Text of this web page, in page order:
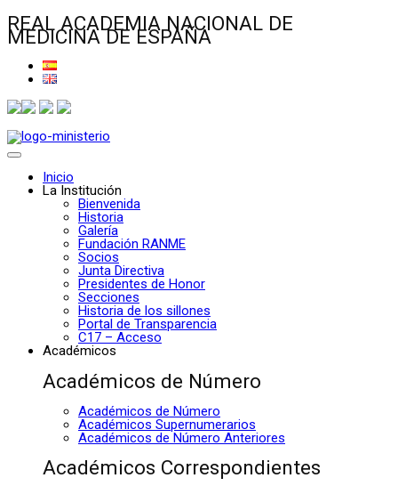
REAL ACADEMIA NACIONAL DE
MEDICINA DE ESPAÑA
Inicio
La Institución
Bienvenida
Historia
Galería
Fundación RANME
Socios
Junta Directiva
Presidentes de Honor
Secciones
Historia de los sillones
Portal de Transparencia
C17 – Acceso
Académicos
Académicos de Número
Académicos de Número
Académicos Supernumerarios
Académicos de Número Anteriores
Académicos Correspondientes